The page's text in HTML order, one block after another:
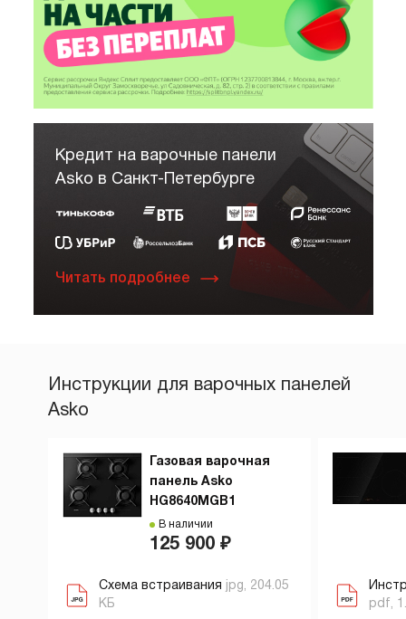
Кредит на варочные панели
Asko в Санкт-Петербурге
Читать подробнее
Инструкции для варочных панелей
Asko
Газовая варочная
панель Asko
HG8640MGB1
В наличии
125 900 ₽
Схема встраивания
jpg, 204.05
КБ
pdf,